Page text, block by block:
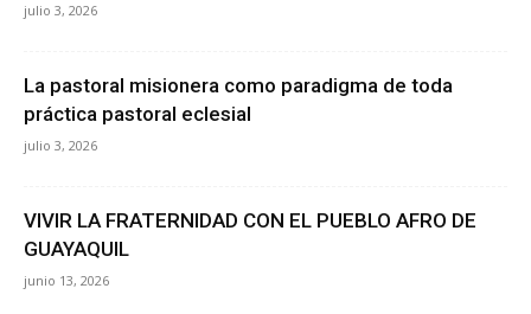
julio 3, 2026
La pastoral misionera como paradigma de toda
práctica pastoral eclesial
julio 3, 2026
VIVIR LA FRATERNIDAD CON EL PUEBLO AFRO DE
GUAYAQUIL
junio 13, 2026